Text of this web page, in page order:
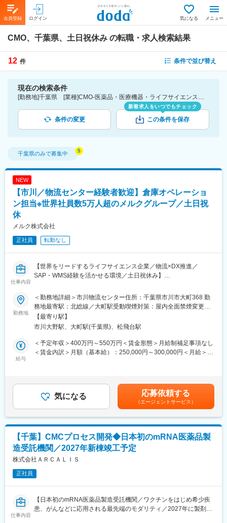
会員登録 ログイン 気になる メニュー
CMO、千葉県、土日祝休み の転職・求人検索結果
12 件 条件で並び替え
現在の検索条件
[勤務地]千葉県 [業種]CMO-医薬品・医療機器・ライフサイエンス・医療系サービス [詳細条件](休日・働き方)土日祝休み
条件の変更
新着求人をいつでもチェック
この条件を保存
千葉県のみで募集中
NEW
【市川／物流センター経験者歓迎】倉庫オペレーショ
ン担当※世界社員数5万人超のメルクグループ／土日祝
休
メルク株式会社
正社員 転勤なし
仕事内容
【世界をリードするライフサイエンス企業／物流×DX推進／
SAP・WMS経験を活かせる環境／土日祝休み】
■求人概要：
メルク ライフサイエンス事業において、研究機関や大学、製薬企
業などへ供給する試薬・化学品の物流オペレーション業務を担当
いただきます。
単なる倉庫事務ではなく、SAP/WMSを活用した入出庫管理や在庫
管理、関係部署との調整業務に加え、業務改善やDX推進にも携わ
るポジションです。
■業務内容：
・SAP/WMSを利用した入出庫業務および在庫管理業務
・日々の出荷・入荷を円滑に進めるためのデータ管理、帳票作
合わせ対応
・物流委託先や関連部署との各種調整業務
・物流オペレーションにおける品質・生産性向上に向けた改善活
動
・出荷遅延、在庫差異、システムトラブルなどイレギュラー案件
への対応
・日次、週次、月次レポートの作成および関係者への報告
・物流業務の標準化、手順書整備および運用改善
・Excelマクロやデジタルツールを活用した業務効率化・自動化推
進
勤務地
＜勤務地詳細＞市川物流センター住所：千葉県市川市大町368 勤
務地最寄駅：北総線／大町駅受動喫煙対策：屋内全面禁煙変更の
範囲：会社の定める事業所
【最寄り駅】
市川大野駅、大町駅(千葉県)、松飛台駅
給与
＜予定年収＞400万円～550万円＜賃金形態＞月給制補足事項なし
＜賃金内訳＞月額（基本給）：250,000円～300,000円＜月給＞
も目安の金額であり、選考を通じて上下する可能性があります。
月給(月額)は固定手当を含めた表記です。
気になる 応募依頼する
（エージェントサービス）
【千葉】CMCプロセス開発◆日本初のmRNA医薬品製
造受託機関／2027年新棟竣工予定
株式会社ＡＲＣＡＬＩＳ
正社員
仕事内容
【日本初のmRNA医薬品製造受託機関／ワクチンをはじめ希少疾
患、がんなどに応用される最先端のモダリティ／2027年に製剤工